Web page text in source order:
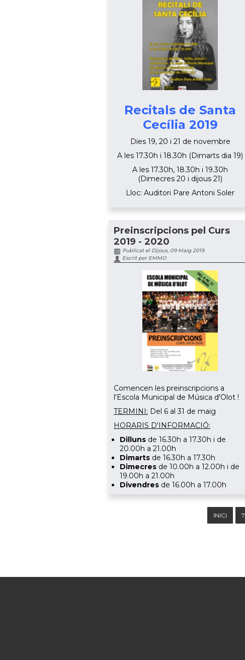
Recitals de Santa
Cecília 2019
Dies 19, 20 i 21 de novembre
A les 17.30h i 18.30h (Dimarts dia 19)
A les 17.30h, 18.30h i 19.30h
(Dimecres 20 i dijous 21)
Lloc: Auditori Pare Antoni Soler
Preinscripcions pel Curs
2019 - 2020
Publicat el Dijous, 09 Maig 2019
Escrit per EMMO
Comencen les preinscripcions a
l'Escola Municipal de Música d'Olot !
TERMINI: Del 6 al 31 de maig
HORARIS D'INFORMACIÓ:
Dilluns de 16.30h a 17.30h i de
20.00h a 21.00h
Dimarts de 16.30h a 17.30h
Dimecres de 10.00h a 12.00h i de
19.00h a 21.00h
Divendres de 16.00h a 17.00h
INICI 7